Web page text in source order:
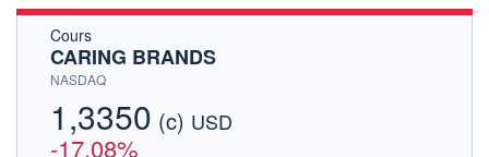
Cours
CARING BRANDS
NASDAQ
1,3350 (c) USD
-17,08%